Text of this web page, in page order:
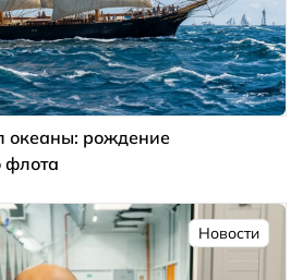
океаны: рождение
флота
Новости